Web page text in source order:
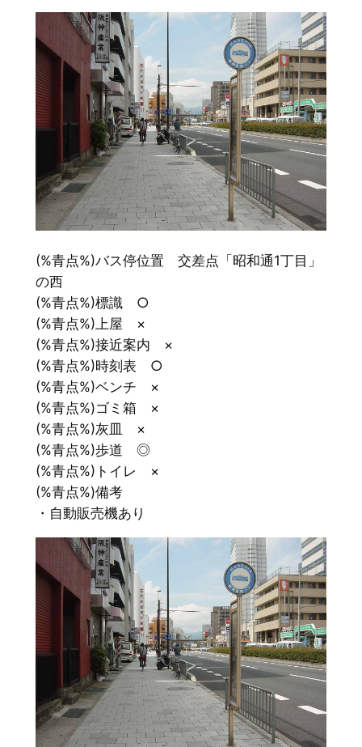
(%青点%)バス停位置 交差点「昭和通1丁目」
の西
(%青点%)標識 ○
(%青点%)上屋 ×
(%青点%)接近案内 ×
(%青点%)時刻表 ○
(%青点%)ベンチ ×
(%青点%)ゴミ箱 ×
(%青点%)灰皿 ×
(%青点%)歩道 ◎
(%青点%)トイレ ×
(%青点%)備考
・自動販売機あり